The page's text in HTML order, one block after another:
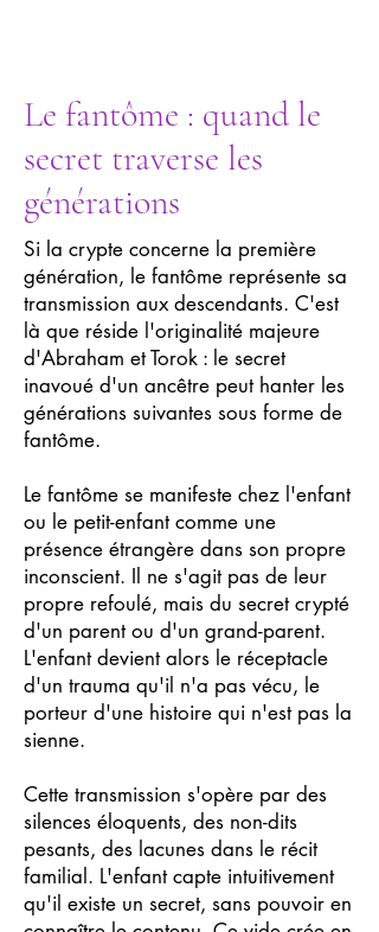
Le fantôme : quand le
secret traverse les
générations
Si la crypte concerne la première
génération, le fantôme représente sa
transmission aux descendants. C'est
là que réside l'originalité majeure
d'Abraham et Torok : le secret
inavoué d'un ancêtre peut hanter les
générations suivantes sous forme de
fantôme.
Le fantôme se manifeste chez l'enfant
ou le petit-enfant comme une
présence étrangère dans son propre
inconscient. Il ne s'agit pas de leur
propre refoulé, mais du secret crypté
d'un parent ou d'un grand-parent.
L'enfant devient alors le réceptacle
d'un trauma qu'il n'a pas vécu, le
porteur d'une histoire qui n'est pas la
sienne.
Cette transmission s'opère par des
silences éloquents, des non-dits
pesants, des lacunes dans le récit
familial. L'enfant capte intuitivement
qu'il existe un secret, sans pouvoir en